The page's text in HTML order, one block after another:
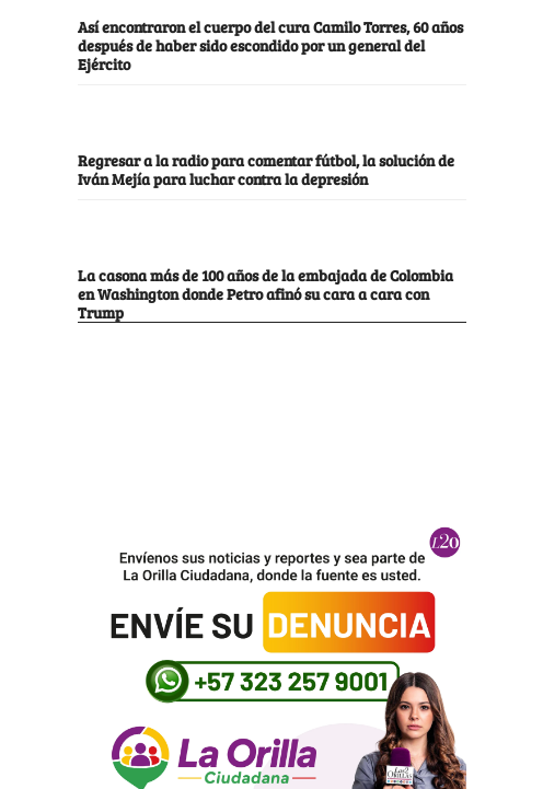
Así encontraron el cuerpo del cura Camilo Torres, 60 años
después de haber sido escondido por un general del
Ejército
Regresar a la radio para comentar fútbol, la solución de
Iván Mejía para luchar contra la depresión
La casona más de 100 años de la embajada de Colombia
en Washington donde Petro afinó su cara a cara con
Trump